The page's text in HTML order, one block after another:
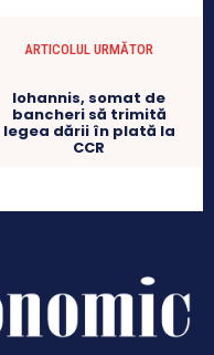
ARTICOLUL URMĂTOR
Iohannis, somat de
bancheri să trimită
legea dării în plată la
CCR